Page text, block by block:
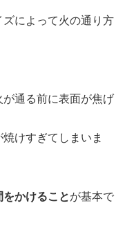
によって火の通り方
通る前に表面が焦げ
けすぎてしまいま
かけることが基本で